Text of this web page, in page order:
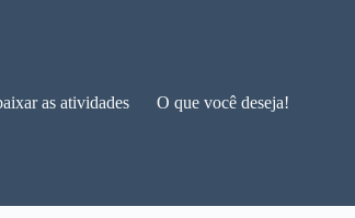
as atividades O que você deseja!